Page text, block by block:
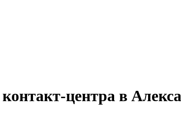
центра в